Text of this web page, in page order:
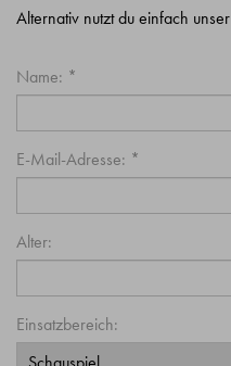
Alternativ nutzt du einfach unser
Name: *
E-Mail-Adresse: *
Alter:
Einsatzbereich: